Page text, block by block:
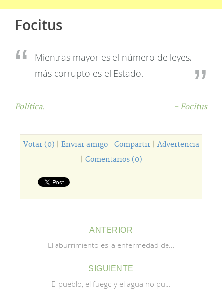
Focitus
Mientras mayor es el número de leyes,
más corrupto es el Estado.
Política. - Focitus
Votar (0) Enviar amigo| Compartir| Advertencia
Comentarios (0)
ANTERIOR
El aburrimiento es la enfermedad de...
SIGUIENTE
El pueblo, el fuego y el agua no pu...